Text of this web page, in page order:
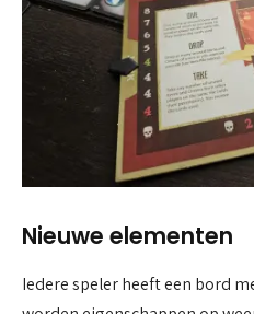
Nieuwe elementen
Iedere speler heeft een bord